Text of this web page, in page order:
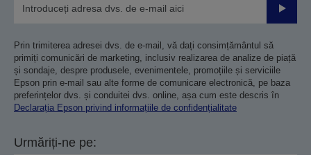
Prin trimiterea adresei dvs. de e-mail, vă dați consimțământul să
primiți comunicări de marketing, inclusiv realizarea de analize de piață
și sondaje, despre produsele, evenimentele, promoțiile și serviciile
Epson prin e-mail sau alte forme de comunicare electronică, pe baza
preferințelor dvs. și conduitei dvs. online, așa cum este descris în
Declarația Epson privind informațiile de confidențialitate
Urmăriți-ne pe: